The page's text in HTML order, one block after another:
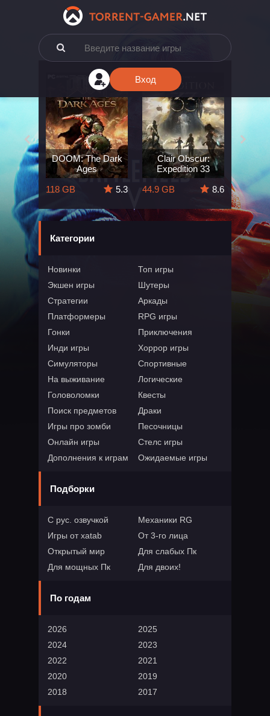
Вход
The
5.7
DOOM: The Dark
Ages
118 GB
5.3
Clair Obscur:
Expedition 33
44.9 GB
8.6
164 GB
Категории
Новинки
Топ игры
Экшен игры
Шутеры
Стратегии
Аркады
Платформеры
RPG игры
Гонки
Приключения
Инди игры
Хоррор игры
Симуляторы
Спортивные
На выживание
Логические
Головоломки
Квесты
Поиск предметов
Драки
Игры про зомби
Песочницы
Онлайн игры
Стелс игры
Дополнения к играм
Ожидаемые игры
Подборки
С рус. озвучкой
Механики RG
Игры от xatab
От 3-го лица
Открытый мир
Для слабых Пк
Для мощных Пк
Для двоих!
По годам
2026
2025
2024
2023
2022
2021
2020
2019
2018
2017